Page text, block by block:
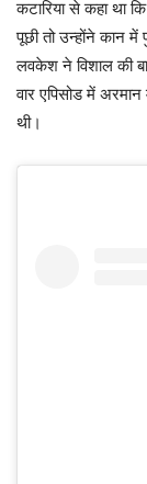
कटारिया से कहा था
पूछी तो उन्होंने कान
लवकेश ने विशाल की
वार एपिसोड में
थी।